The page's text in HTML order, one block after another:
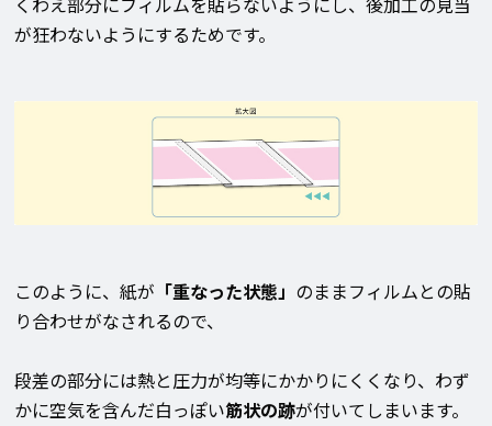
が狂わないようにするためです。
このように、紙が 「重なった状態」 のままフィルムとの貼
り合わせがなされるので、
段差の部分には熱と圧力が均等にかかりにくくなり、わず
かに空気を含んだ白っぽい筋状の跡が付いてしまいます。